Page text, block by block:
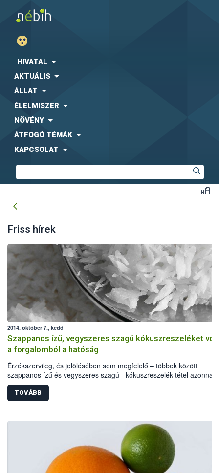
HIVATAL
AKTUÁLIS
ÁLLAT
ÉLELMISZER
NÖVÉNY
ÁTFOGÓ TÉMÁK
KAPCSOLAT
Friss hírek
2014. október 7., kedd
Szappanos ízű, vegyszeres szagú kókuszreszeléket
a forgalomból a hatóság
Érzékszervileg, és jelölésében sem megfelelő – többek között
szappanos ízű és vegyszeres szagú - kókuszreszelék tétel azonnali
hatályú visszahívását rendelte el az élelmiszerlánc felügyeleti
minőségi problémákon túl a Lacikonyha Magyarország Kft. által
forgalmazott, 2014. november 25-i minőség megőrzési idejű
TOVÁBB